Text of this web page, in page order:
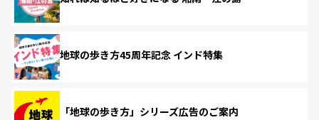
地球の歩き方45周年記念 インド特集
「地球の歩き方」シリーズ広告のご案内